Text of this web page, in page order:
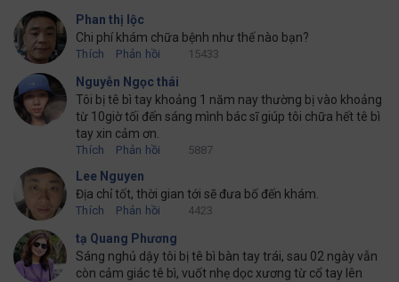
Phan thị lộc
Chi phí khám chữa bệnh như thế nào bạn?
Thích Phản hồi 15433
Nguyễn Ngọc thái
Tôi bị tê bì tay khoảng 1 năm nay thường bị vào khoảng
từ 10giờ tối đến sáng mình bác sĩ giúp tôi chữa hết tê bì
tay xin cảm ơn.
Thích Phản hồi 5887
Lee Nguyen
Địa chỉ tốt, thời gian tới sẽ đưa bố đến khám.
Thích Phản hồi 4423
tạ Quang Phương
Sáng nghủ dậy tôi bị tê bì bàn tay trái, sau 02 ngày vẫn
còn cảm giác tê bì, vuốt nhẹ dọc xương từ cổ tay lên